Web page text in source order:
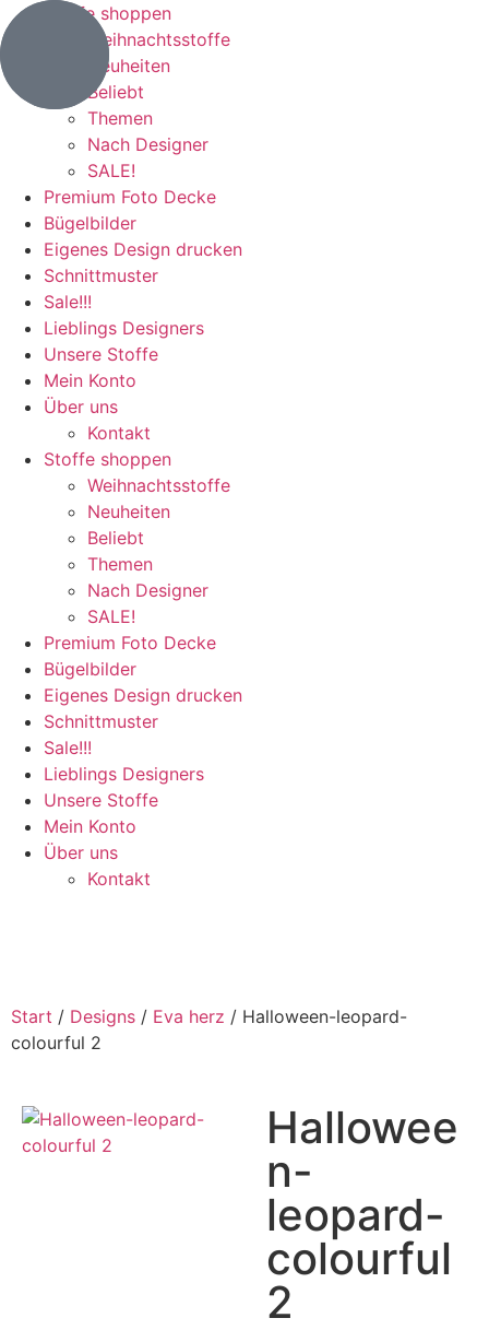
Stoffe shoppen
Weihnachtsstoffe
Neuheiten
Beliebt
Themen
Nach Designer
SALE!
Premium Foto Decke
Bügelbilder
Eigenes Design drucken
Schnittmuster
Sale!!!
Lieblings Designers
Unsere Stoffe
Mein Konto
Über uns
Kontakt
Stoffe shoppen
Weihnachtsstoffe
Neuheiten
Beliebt
Themen
Nach Designer
SALE!
Premium Foto Decke
Bügelbilder
Eigenes Design drucken
Schnittmuster
Sale!!!
Lieblings Designers
Unsere Stoffe
Mein Konto
Über uns
Kontakt
Start / Designs / Eva herz / Halloween-leopard-
colourful 2
Hallowee
n-
leopard-
colourful
2